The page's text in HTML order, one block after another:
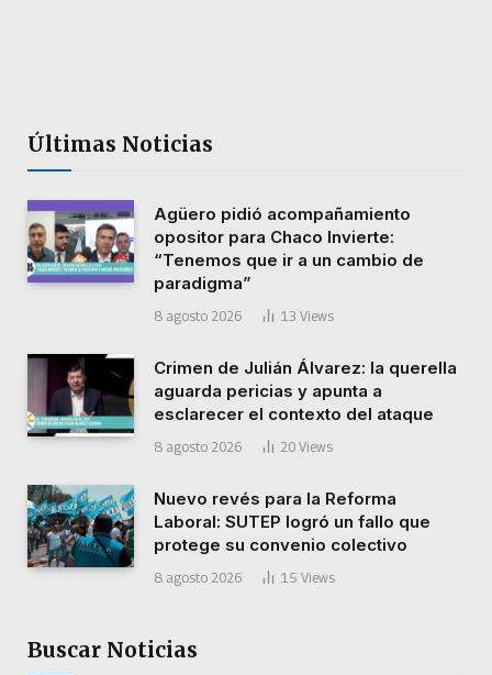
Últimas Noticias
Agüero pidió acompañamiento
opositor para Chaco Invierte:
“Tenemos que ir a un cambio de
paradigma”
8 agosto 2026 13 Views
Crimen de Julián Álvarez: la querella
aguarda pericias y apunta a
esclarecer el contexto del ataque
8 agosto 2026 20 Views
Nuevo revés para la Reforma
Laboral: SUTEP logró un fallo que
protege su convenio colectivo
8 agosto 2026 15 Views
Buscar Noticias